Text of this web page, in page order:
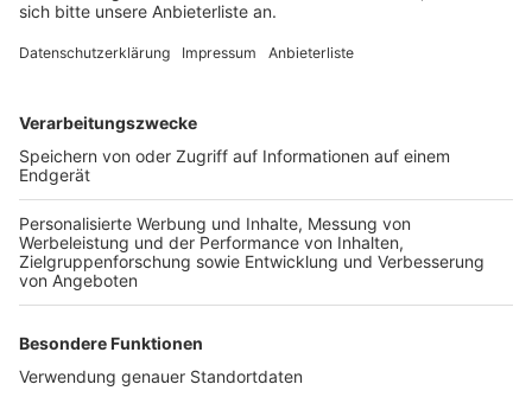
sodass die neuen Räume rechtzeitig zum Beginn des
neuen Schuljahres genutzt werden können.
©Stadt Frechen
Anzeige
Anzeige